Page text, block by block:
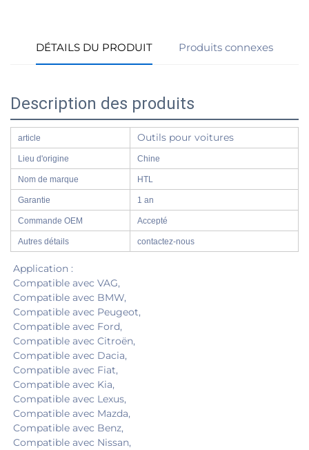
DÉTAILS DU PRODUIT Produits connexes
Description des produits
article Outils pour voitures
Lieu d'origine Chine
Nom de marque HTL
Garantie 1 an
Commande OEM Accepté
Autres détails contactez-nous
Application :
Compatible avec VAG,
Compatible avec BMW,
Compatible avec Peugeot,
Compatible avec Ford,
Compatible avec Citroën,
Compatible avec Dacia,
Compatible avec Fiat,
Compatible avec Kia,
Compatible avec Lexus,
Compatible avec Mazda,
Compatible avec Benz,
Compatible avec Nissan,